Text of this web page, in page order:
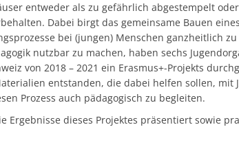
entweder als zu gefährlich abgestempelt
Dabei birgt das gemeinsame Bauen
bei (jungen) Menschen ganzheitlich
nutzbar zu machen, haben sechs
von 2018 – 2021 ein Erasmus+-Projekts
entstanden, die dabei helfen sollen, mit
Prozess auch pädagogisch zu begleiten.
Ergebnisse dieses Projektes präsentiert sowie